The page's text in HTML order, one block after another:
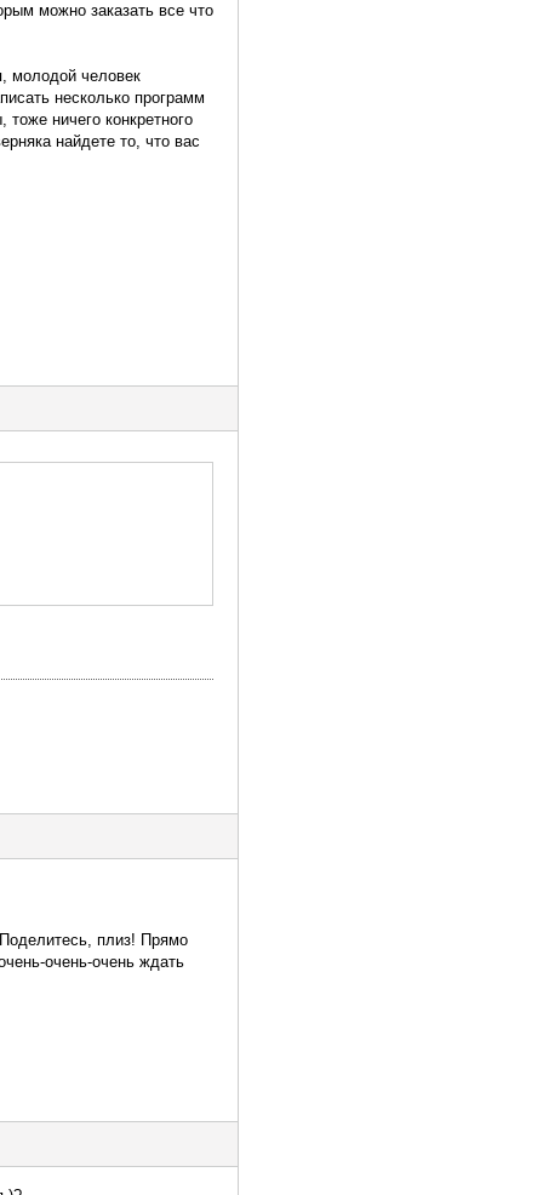
можно заказать все что
молодой человек
несколько программ
ничего конкретного
найдете то, что вас
плиз! Прямо
очень-очень ждать